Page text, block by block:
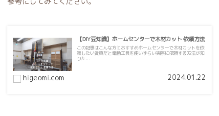
【DIY豆知識】ホームセンターで木材カット 依頼方法
この記事はこんな方におすすめホームセンターで木材カットを依
頼したい賃貸だと電動工具を使いずらい実際に依頼する方法が知
りた...
higeomi.com 2024.01.22